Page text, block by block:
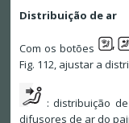
Distribuição de ar
Com os botões
Fig. 112, ajustar a
: distribuição
difusores de ar do